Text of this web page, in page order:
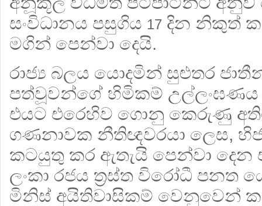
සංවිධානය පසුගිය 17 දින නිකුත්
මගින් පෙන්වා දෙයි.
රාජ්‍ය බලය ‌යොදමින් සුළුතර
පත්වූවන්ගේ හිමිකම්
එයට එරෙහිව ගොනු කෙරුණු
ගණනාවක නීතිඥවරයා ලෙස,
කටයුතු කර ඇතැයි පෙන්වා දෙන
ලංකා රජය ත්‍රස්ත විරෝධී පනත
මිනිස් අයිතිවාසිකම් වෙනුවෙන්